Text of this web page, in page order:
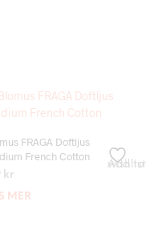
Add to wishlist
FRAGA Doftljus
French Cotton
kr
MER